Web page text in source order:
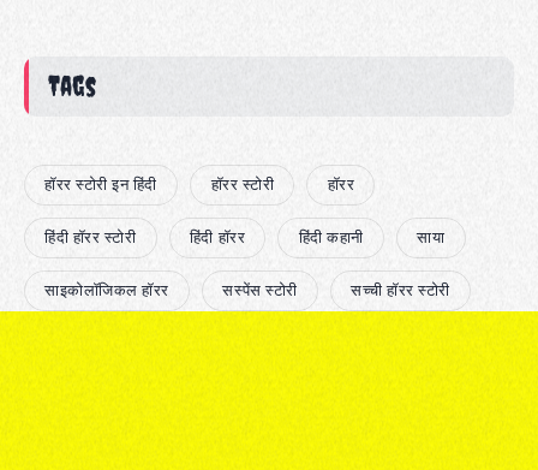
Tags
हॉरर स्टोरी इन हिंदी हॉरर स्टोरी हॉरर
हिंदी हॉरर स्टोरी हिंदी हॉरर हिंदी कहानी साया
साइकोलॉजिकल हॉरर सस्पेंस स्टोरी सच्ची हॉरर स्टोरी